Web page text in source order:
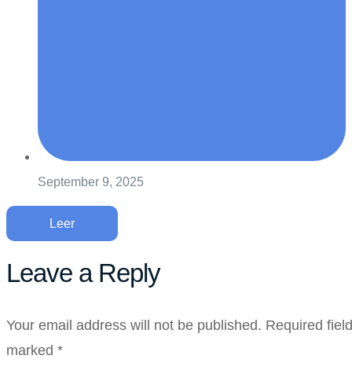
September 9, 2025
Leer
Leave a Reply
Your email address will not be published. Required
marked *